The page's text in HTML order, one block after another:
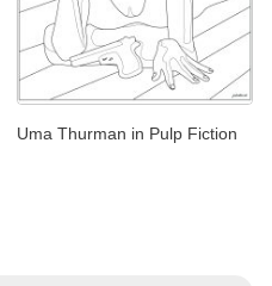
Uma Thurman in Pulp Fiction